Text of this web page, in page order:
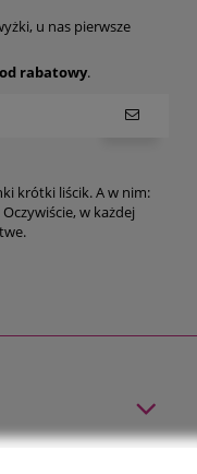
u nas pierwsze
rabatowy.
krótki liścik. A w nim:
w każdej